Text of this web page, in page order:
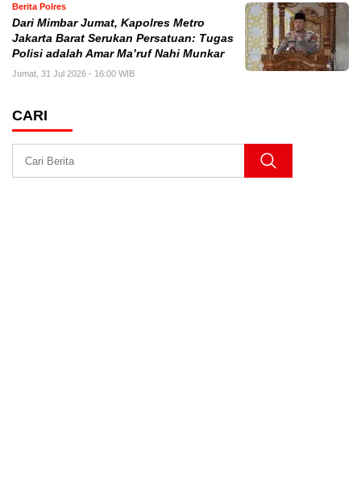
Berita Polres
Dari Mimbar Jumat, Kapolres Metro
Jakarta Barat Serukan Persatuan: Tugas
Polisi adalah Amar Ma’ruf Nahi Munkar
Jumat, 31 Jul 2026 - 16:00 WIB
CARI